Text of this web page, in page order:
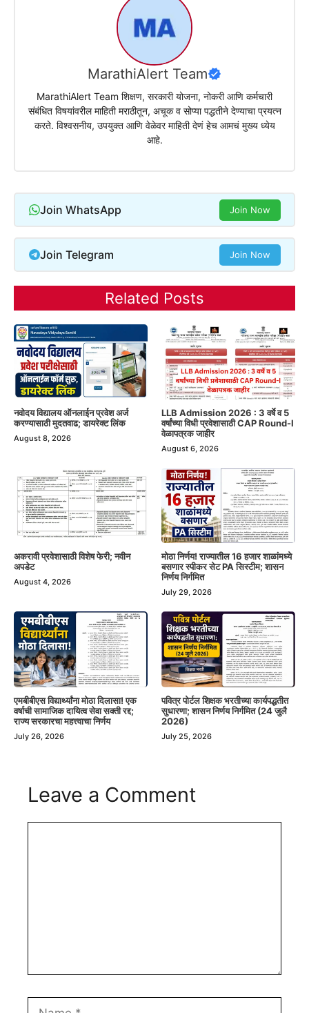
MarathiAlert Team
MarathiAlert Team शिक्षण, सरकारी योजना, नोकरी आणि कर्मचारी
संबंधित विषयांवरील माहिती मराठीतून, अचूक व सोप्या पद्धतीने देण्याचा प्रयत्न
करते. विश्वसनीय, उपयुक्त आणि वेळेवर माहिती देणं हेच आमचं मुख्य ध्येय
आहे.
Join WhatsApp Join Now
Join Telegram Join Now
Related Posts
नवोदय विद्यालय ऑनलाईन प्रवेश अर्ज
करण्यासाठी मुदतवाढ; डायरेक्ट लिंक
August 8, 2026
LLB Admission 2026 : 3 वर्षे व 5
वर्षांच्या विधी प्रवेशासाठी CAP Round-I
वेळापत्रक जाहीर
August 6, 2026
अकरावी प्रवेशासाठी विशेष फेरी; नवीन
अपडेट
August 4, 2026
मोठा निर्णय! राज्यातील 16 हजार शाळांमध्ये
बसणार स्पीकर सेट PA सिस्टीम; शासन
निर्णय निर्गमित
July 29, 2026
एमबीबीएस विद्यार्थ्यांना मोठा दिलासा! एक
वर्षाची सामाजिक दायित्व सेवा सक्ती रद्द;
राज्य सरकारचा महत्त्वाचा निर्णय
July 26, 2026
पवित्र पोर्टल शिक्षक भरतीच्या कार्यपद्धतीत
सुधारणा; शासन निर्णय निर्गमित (24 जुलै
2026)
July 25, 2026
Leave a Comment
Name